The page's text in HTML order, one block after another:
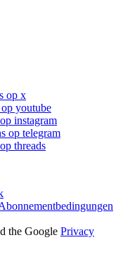
op x
youtube
instagram
op telegram
threads
the Google Privacy